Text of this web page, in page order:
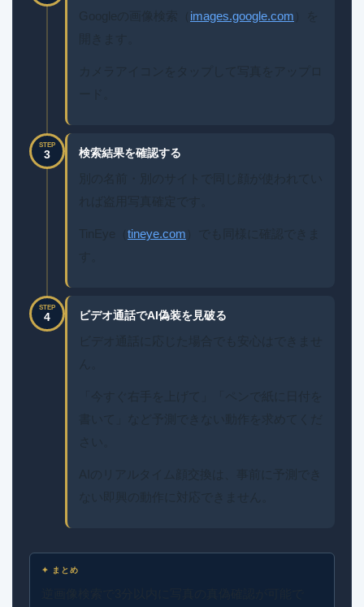
images.google.com
STEP
3 検索結果を確認する
tineye.com
STEP
4 ビデオ通話でAI偽装を見破る
✦ まとめ